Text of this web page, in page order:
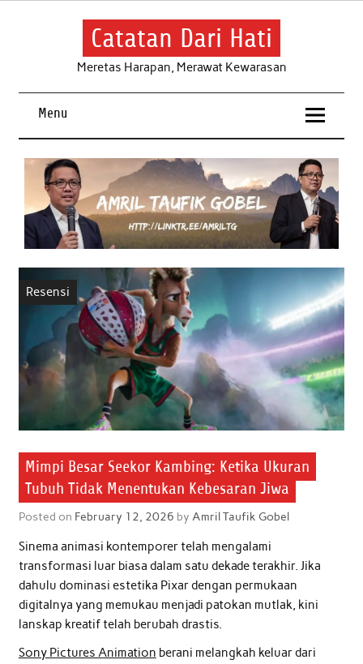
Skip
Catatan Dari Hati
Meretas Harapan, Merawat Kewarasan
Menu
Resensi
Mimpi Besar Seekor Kambing: Ketika Ukuran
Tubuh Tidak Menentukan Kebesaran Jiwa
Posted on February 12, 2026 by Amril Taufik Gobel
Sinema animasi kontemporer telah mengalami
transformasi luar biasa dalam satu dekade terakhir. Jika
dahulu dominasi estetika Pixar dengan permukaan
digitalnya yang memukau menjadi patokan mutlak, kini
lanskap kreatif telah berubah drastis.
Sony Pictures Animation berani melangkah keluar dari